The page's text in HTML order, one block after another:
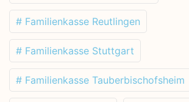
# Familienkasse Reutlingen
# Familienkasse Stuttgart
# Familienkasse Tauberbischofsheim